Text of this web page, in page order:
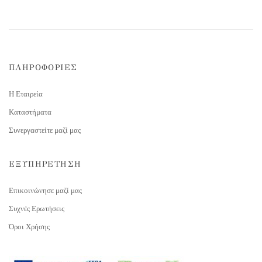
ΠΛΗΡΟΦΟΡΙΕΣ
Η Εταιρεία
Καταστήματα
Συνεργαστείτε μαζί μας
ΕΞΥΠΗΡΕΤΗΣΗ
Επικοινώνησε μαζί μας
Συχνές Ερωτήσεις
Όροι Χρήσης